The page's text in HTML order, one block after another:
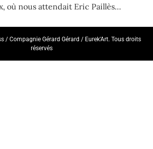
où nous attendait Eric Paillès…
/ Compagnie Gérard Gérard / Eurek'Art. Tous droits
réservés